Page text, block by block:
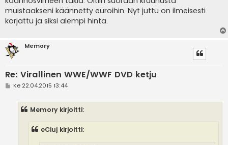
muistaakseni käännetty euroihin. Nyt juttu on ilmeisesti
korjattu ja siksi alempi hinta.
Memory
Re: Virallinen WWE/WWF DVD ketju
VKe 22.04.2015 13:44
Memory kirjoitti:
eCiuj kirjoitti: